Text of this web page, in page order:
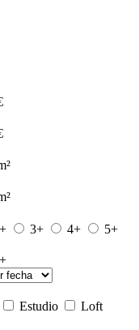
3+ 4+
5+
Estudio
Loft